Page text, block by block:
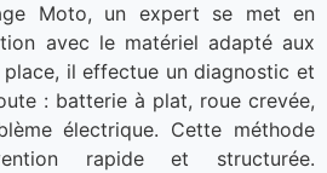
Moto, un expert se met en
avec le matériel adapté aux
il effectue un diagnostic et
: batterie à plat, roue crevée,
électrique. Cette méthode
rapide et structurée.